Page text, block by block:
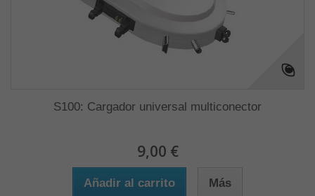
S100: Cargador universal multiconector
9,00 €
Añadir al carrito Más